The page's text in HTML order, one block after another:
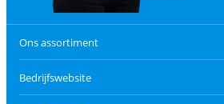
Ons assortiment
Bedrijfswebsite